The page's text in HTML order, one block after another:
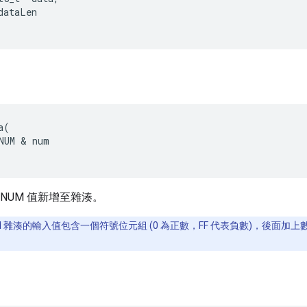
(
& num
值新增至雜湊。
雜湊的輸入值包含一個符號位元組 (0 為正數，FF 代表負數)，後面加